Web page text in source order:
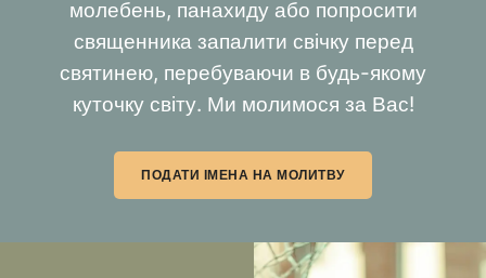
молебень, панахиду або попросити
священника запалити свічку перед
святинею, перебуваючи в будь-якому
куточку світу. Ми молимося за Вас!
ПОДАТИ ІМЕНА НА МОЛИТВУ